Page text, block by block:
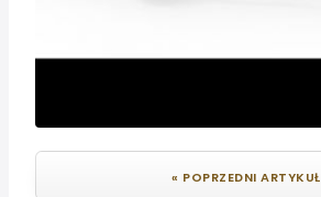
« POPRZEDNI ARTYKUŁ